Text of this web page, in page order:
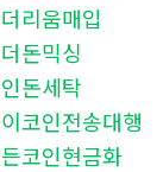
리움매입
돈믹싱
돈세탁
코인전송대행
코인현금화